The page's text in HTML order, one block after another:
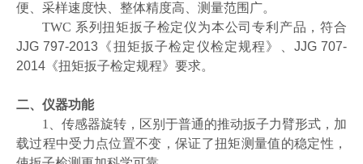
便、采样速度快、整体精度高、测量范围广。
TWC 系列扭矩扳子检定仪为本公司专利产品，符合
JJG 797-2013 《扭矩扳子检定仪检定规程》、 JJG 707-
2014 《扭矩扳子检定规程》要求。
二、 仪器功能
1
、传感器旋转，区别于普通的推动扳子力臂形式，加
载过程中受力点位置不变，保证了扭矩测量值的稳定性，